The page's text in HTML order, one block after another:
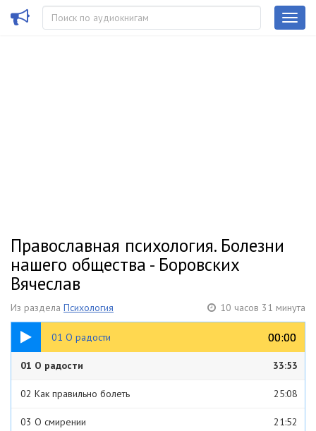
Православная психология. Болезни
нашего общества - Боровских
Вячеслав
Из раздела Психология 10 часов 31 минута
01 О радости 00:00
00:00
33:53
01 О радости 33:53
02 Как правильно болеть 25:08
03 О смирении 21:52